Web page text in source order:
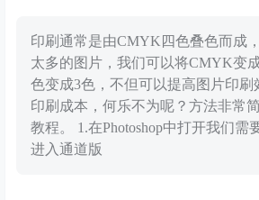
印刷通常是由CMYK四色叠色而成
太多的图片，我们可以将CMYK变
色变成3色，不但可以提高图片印刷
印刷成本，何乐不为呢？方法非常
教程。 1.在Photoshop中打开我们需
进入通道版